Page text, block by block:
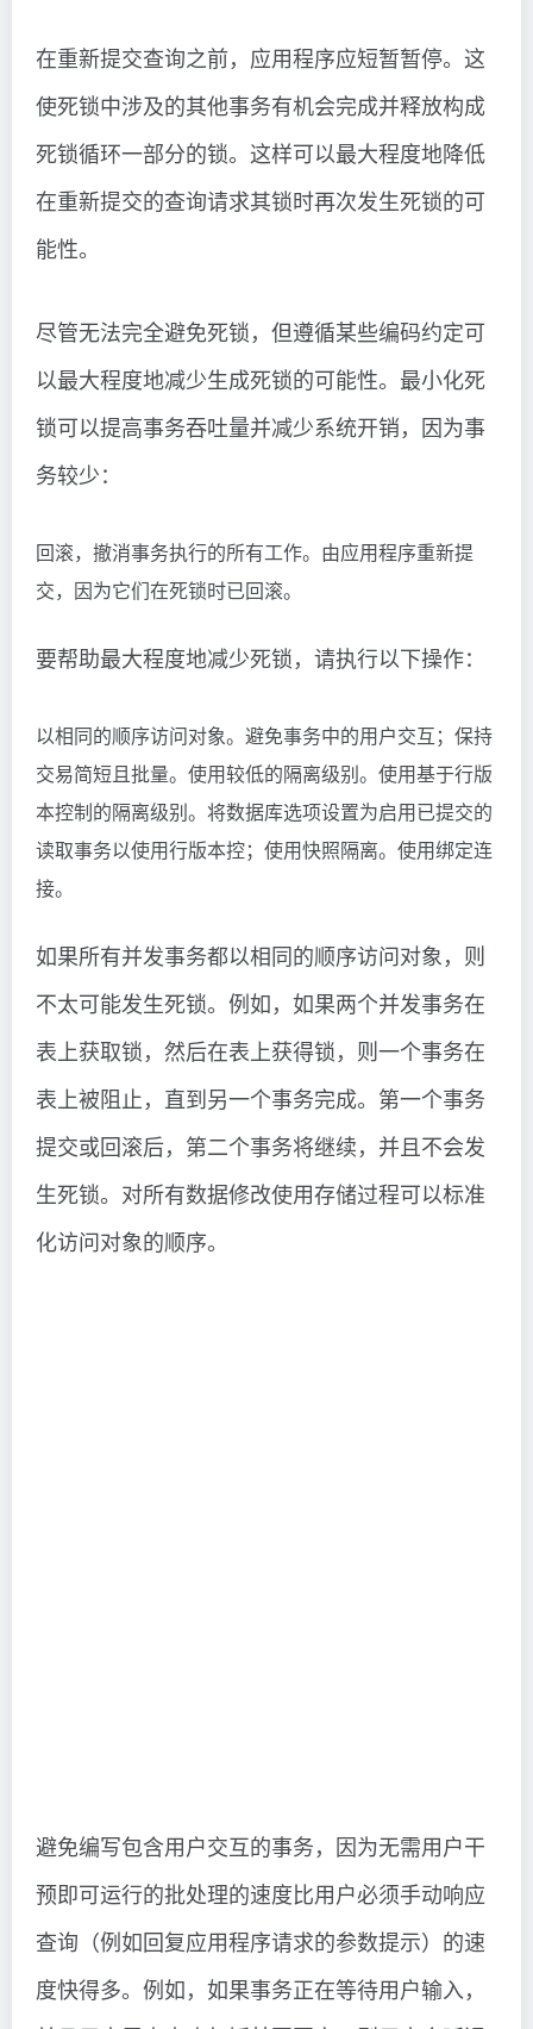
在重新提交查询之前，应用程序应短暂暂停。这
使死锁中涉及的其他事务有机会完成并释放构成
死锁循环一部分的锁。这样可以最大程度地降低
在重新提交的查询请求其锁时再次发生死锁的可
能性。
尽管无法完全避免死锁，但遵循某些编码约定可
以最大程度地减少生成死锁的可能性。最小化死
锁可以提高事务吞吐量并减少系统开销，因为事
务较少：
回滚，撤消事务执行的所有工作。由应用程序重新提
交，因为它们在死锁时已回滚。
要帮助最大程度地减少死锁，请执行以下操作：
以相同的顺序访问对象。避免事务中的用户交互；保持
交易简短且批量。使用较低的隔离级别。使用基于行版
本控制的隔离级别。将数据库选项设置为启用已提交的
读取事务以使用行版本控；使用快照隔离。使用绑定连
接。
如果所有并发事务都以相同的顺序访问对象，则
不太可能发生死锁。例如，如果两个并发事务在
表上获取锁，然后在表上获得锁，则一个事务在
表上被阻止，直到另一个事务完成。第一个事务
提交或回滚后，第二个事务将继续，并且不会发
生死锁。对所有数据修改使用存储过程可以标准
化访问对象的顺序。
避免编写包含用户交互的事务，因为无需用户干
预即可运行的批处理的速度比用户必须手动响应
查询（例如回复应用程序请求的参数提示）的速
度快得多。例如，如果事务正在等待用户输入，